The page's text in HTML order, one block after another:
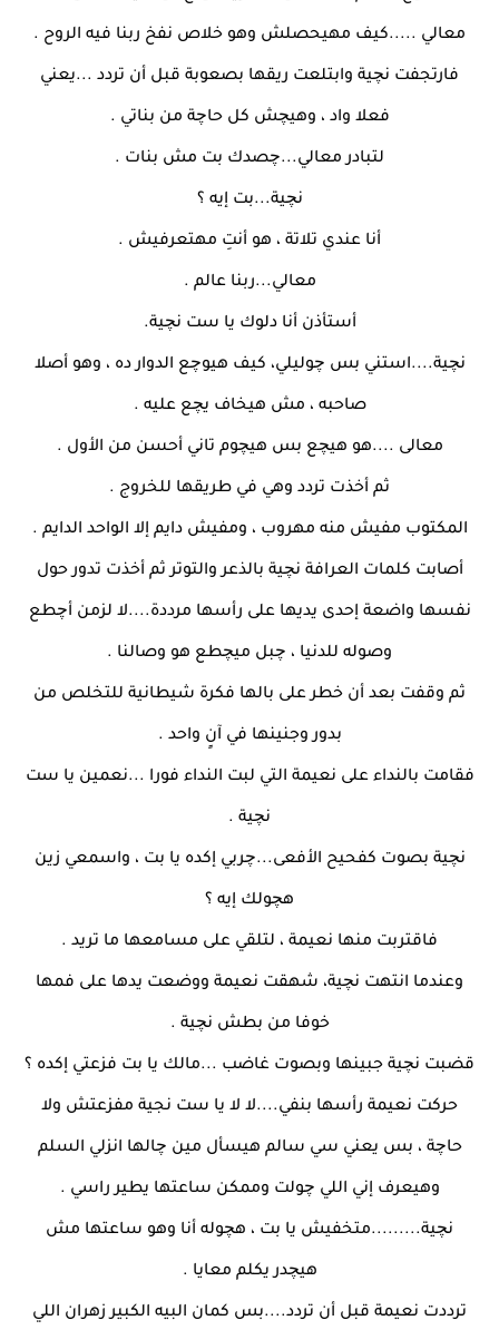
معالي .....كيف مهيحصلش وهو خلاص نفخ ربنا فيه الروح .
فارتجفت نچية وابتلعت ريقها بصعوبة قبل أن تردد ...يعني
فعلا واد ، وهيچش كل حاچة من بناتي .
لتبادر معالي...چصدك بت مش بنات .
نچية...بت إيه ؟
أنا عندي تلاتة ، هو أنتِ مهتعرفيش .
معالي...ربنا عالم .
أستأذن أنا دلوك يا ست نچية.
نچية....استني بس چوليلي، كيف هيوچع الدوار ده ، وهو أصلا
صاحبه ، مش هيخاف يچع عليه .
معالى ....هو هيچع بس هيچوم تاني أحسن من الأول .
ثم أخذت تردد وهي في طريقها للخروج .
المكتوب مفيش منه مهروب ، ومفيش دايم إلا الواحد الدايم .
أصابت كلمات العرافة نچية بالذعر والتوتر ثم أخذت تدور حول
نفسها واضعة إحدى يديها على رأسها مرددة....لا لزمن أچطع
وصوله للدنيا ، چبل ميچطع هو وصالنا .
ثم وقفت بعد أن خطر على بالها فكرة شيطانية للتخلص من
بدور وجنينها في آنٍ واحد .
فقامت بالنداء على نعيمة التي لبت النداء فورا ...نعمين يا ست
نچية .
نچية بصوت كفحيح الأفعى...چربي إكده يا بت ، واسمعي زين
هچولك إيه ؟
فاقتربت منها نعيمة ، لتلقي على مسامعها ما تريد .
وعندما انتهت نچية، شهقت نعيمة ووضعت يدها على فمها
خوفا من بطش نچية .
قضبت نچية جبينها وبصوت غاضب ...مالك يا بت فزعتي إكده ؟
حركت نعيمة رأسها بنفي....لا لا يا ست نجية مفزعتش ولا
حاچة ، بس يعني سي سالم هيسأل مين چالها انزلي السلم
وهيعرف إني اللي چولت وممكن ساعتها يطير راسي .
نچية.........متخفيش يا بت ، هچوله أنا وهو ساعتها مش
هيچدر يكلم معايا .
ترددت نعيمة قبل أن تردد....بس كمان البيه الكبير زهران اللي